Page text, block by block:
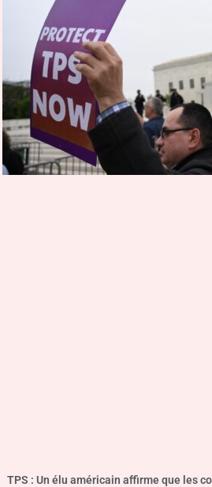
TPS : Un élu américain affirme que les